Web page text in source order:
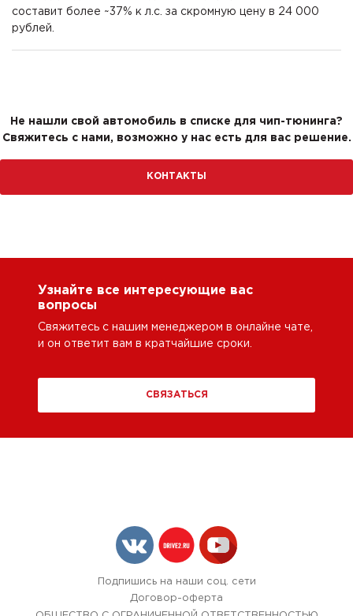
составит более ~37% к л.с. за скромную цену в 24 000
рублей.
Не нашли свой автомобиль в списке для чип-тюнинга?
Свяжитесь с нами, возможно у нас есть для вас решение.
КОНТАКТЫ
Узнайте все интересующие вас
вопросы
Свяжитесь с нашим менеджером в онлайне чате,
и он ответит вам в кратчайшие сроки.
СВЯЗАТЬСЯ
Подпишись на наши соц. сети
Договор-оферта